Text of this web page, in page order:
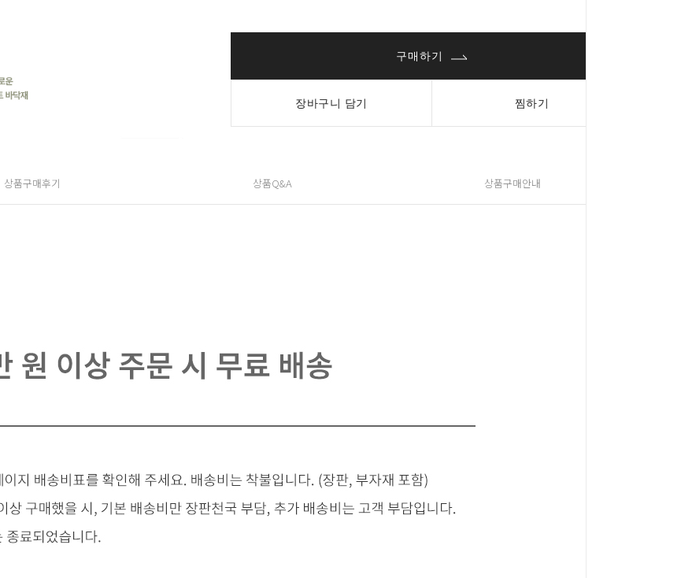
구매하기
장바구니 담기 찜하기
상품구매후기 상품Q&A 상품구매안내